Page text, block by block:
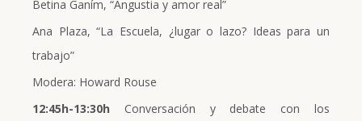
Betina Ganím, “Angustia y amor real”
Ana Plaza, “La Escuela, ¿lugar o lazo? Ideas para un
trabajo”
Modera: Howard Rouse
12:45h-13:30h Conversación y debate con los